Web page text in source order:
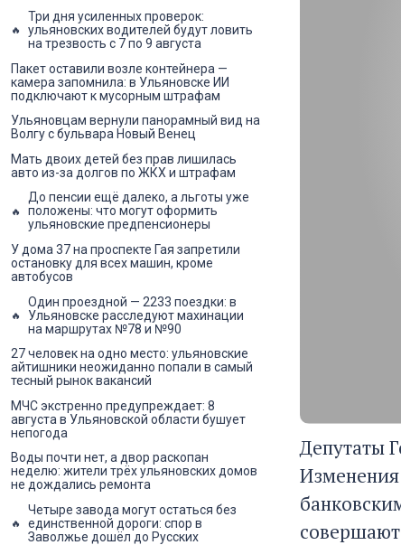
Депутаты
Изменения
Три дня усиленных проверок:
ульяновских водителей будут ловить
на трезвость с 7 по 9 августа
Пакет оставили возле контейнера —
камера запомнила: в Ульяновске ИИ
подключают к мусорным штрафам
Ульяновцам вернули панорамный вид на
Волгу с бульвара Новый Венец
Мать двоих детей без прав лишилась
авто из-за долгов по ЖКХ и штрафам
До пенсии ещё далеко, а льготы уже
положены: что могут оформить
ульяновские предпенсионеры
У дома 37 на проспекте Гая запретили
остановку для всех машин, кроме
автобусов
Один проездной — 2233 поездки: в
Ульяновске расследуют махинации
на маршрутах №78 и №90
27 человек на одно место: ульяновские
айтишники неожиданно попали в самый
тесный рынок вакансий
МЧС экстренно предупреждает: 8
августа в Ульяновской области бушует
непогода
Воды почти нет, а двор раскопан
неделю: жители трёх ульяновских домов
не дождались ремонта
Четыре завода могут остаться без
единственной дороги: спор в
Заволжье дошёл до Русских